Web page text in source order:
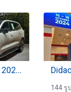
MOTOR SHOW 2025 (2)
144 รู